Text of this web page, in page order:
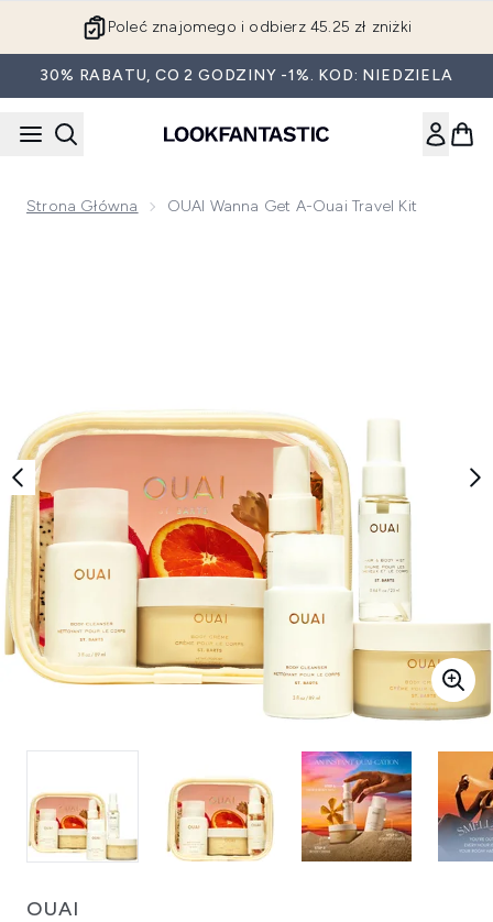
Poleć znajomego i odbierz 45.25 zł zniżki
30% RABATU, CO 2 GODZINY -1%. KOD: NIEDZIELA
Strona Główna OUAI Wanna Get A-Ouai Travel Kit
OUAI